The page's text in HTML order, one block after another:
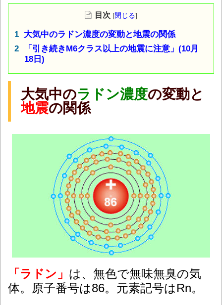
目次 [閉じる]
大気中のラドン濃度の変動と地震の関係
「引き続きM6クラス以上の地震に注意」(10月
18日)
大気中のラドン濃度の変動と
地震の関係
「ラドン」 は、無色で無味無臭の気
体。原子番号は86。元素記号はRn。